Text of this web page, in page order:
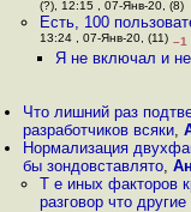
(?), 12:15 , 07-Янв-20, (8)
Есть, 100
13:24 , 07-Янв-20, (11) –1
Я не включал и
Что лишний раз
разработчиков всяки,
Нормализация
бы зондовставлято,
Т е иных факторов
разговор что другие